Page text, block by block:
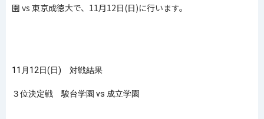
園 vs 東京成徳大で、11月12日(日)に行います。
11月12日(日) 対戦結果
３位決定戦 駿台学園 vs 成立学園